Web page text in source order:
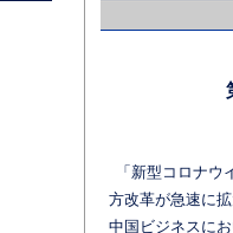
「新型コロナウ
方改革が急速に拡
中国ビジネスに